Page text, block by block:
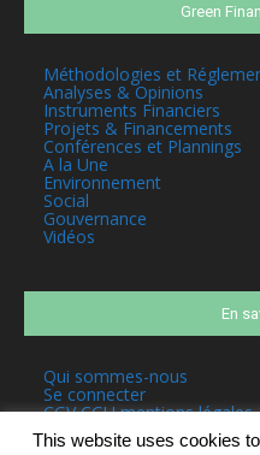
Green
Méthodologies et
Analyses & Opinions
Instruments Financiers
Projets & Financements
Conférences et Plannings
A la Une
Environnement
Social
Gouvernance
Vidéos
En
Qui sommes-nous
Se connecter
CGV CGU mentions légales
This website uses cookies